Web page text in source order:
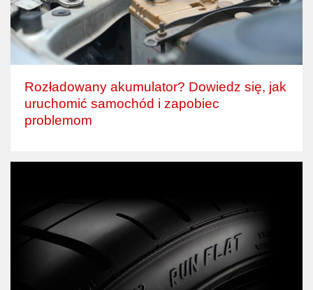
Rozładowany akumulator? Dowiedz się, jak
uruchomić samochód i zapobiec
problemom